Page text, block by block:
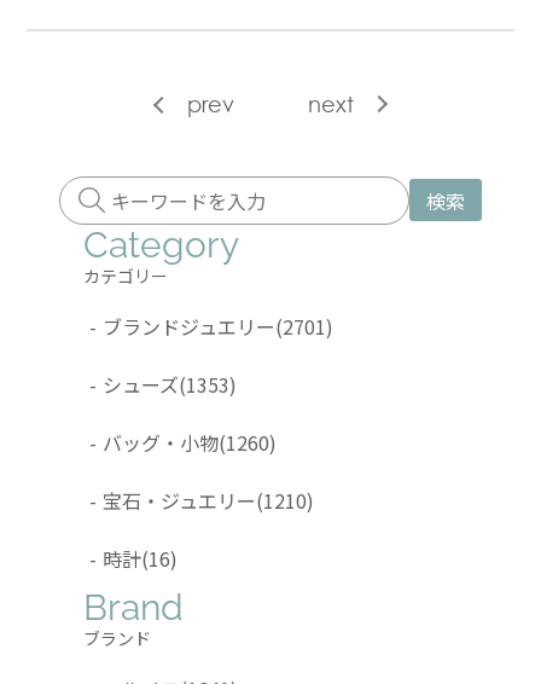
prev next
検索
Category
カテゴリー
- ブランドジュエリー(2701)
- シューズ(1353)
- バッグ・小物(1260)
- 宝石・ジュエリー(1210)
- 時計(16)
Brand
ブランド